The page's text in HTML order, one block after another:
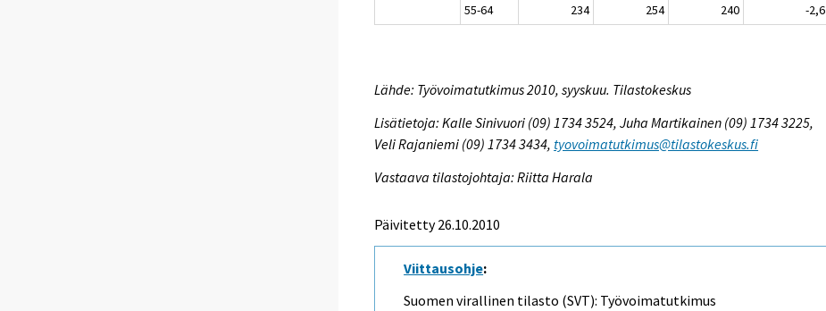
55-64
234 254 240 -2,6
Lähde: Työvoimatutkimus 2010, syyskuu. Tilastokeskus
Lisätietoja: Kalle Sinivuori (09) 1734 3524, Juha Martikainen (09) 1734 3225,
Veli Rajaniemi (09) 1734 3434, tyovoimatutkimus@tilastokeskus.fi
Vastaava tilastojohtaja: Riitta Harala
Päivitetty 26.10.2010
Viittausohje:
Suomen virallinen tilasto (SVT): Työvoimatutkimus